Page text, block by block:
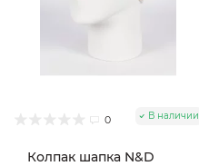
0 В наличии
Колпак шапка N&D